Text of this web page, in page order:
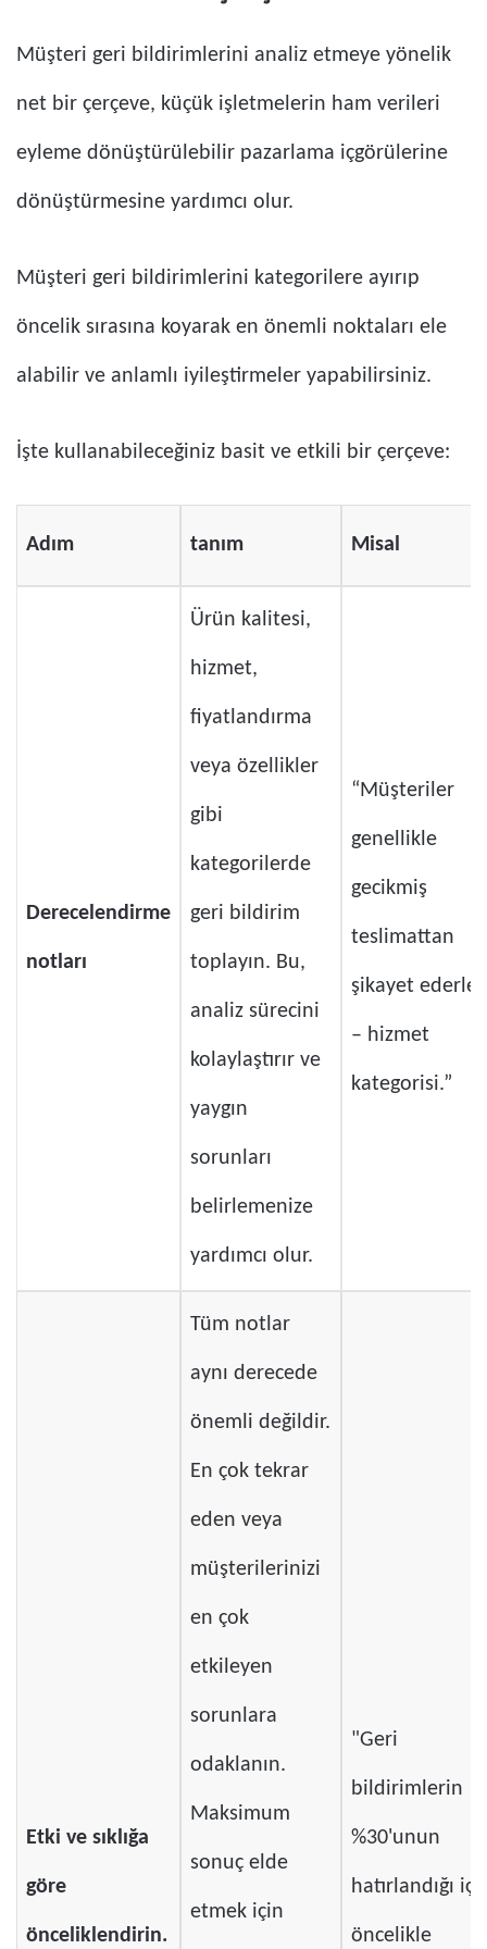
Müşteri geri bildirimlerini analiz etmeye yönelik
net bir çerçeve, küçük işletmelerin ham verileri
eyleme dönüştürülebilir pazarlama içgörülerine
dönüştürmesine yardımcı olur.
Müşteri geri bildirimlerini kategorilere ayırıp
öncelik sırasına koyarak en önemli noktaları ele
alabilir ve anlamlı iyileştirmeler yapabilirsiniz.
İşte kullanabileceğiniz basit ve etkili bir çerçeve:
Adım tanım Misal
Derecelendirme
notları
Ürün kalitesi,
hizmet,
fiyatlandırma
veya özellikler
gibi
kategorilerde
geri bildirim
toplayın. Bu,
analiz sürecini
kolaylaştırır ve
yaygın
sorunları
belirlemenize
yardımcı olur.
“Müşteriler
genellikle
gecikmiş
teslimattan
şikayet ederler
– hizmet
kategorisi.”
Etki ve sıklığa
göre
önceliklendirin.
Tüm notlar
aynı derecede
önemli değildir.
En çok tekrar
eden veya
müşterilerinizi
en çok
etkileyen
sorunlara
odaklanın.
Maksimum
sonuç elde
etmek için
"Geri
bildirimlerin
%30'unun
hatırlandığı
öncelikle